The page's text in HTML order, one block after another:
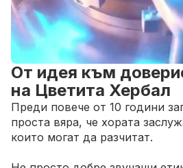
От идея към
на Цветита Хербал
Преди повече от 10 години
проста вяра, че хората
които могат да разчитат.